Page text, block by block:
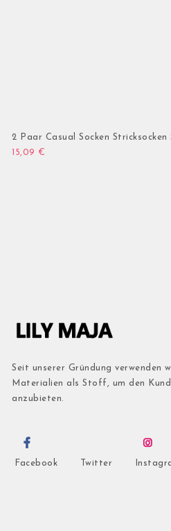
2 Paar Casual Socken Stricksocken
15,09 €
Seit unserer Gründung verwenden
Materialien als Stoff, um den
anzubieten.
Facebook Twitter